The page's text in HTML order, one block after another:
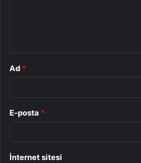
Ad *
E-posta *
İnternet sitesi